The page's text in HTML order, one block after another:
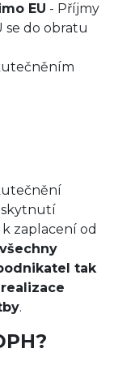
EU - Příjmy
se do obratu
zaplacení od
tak
.